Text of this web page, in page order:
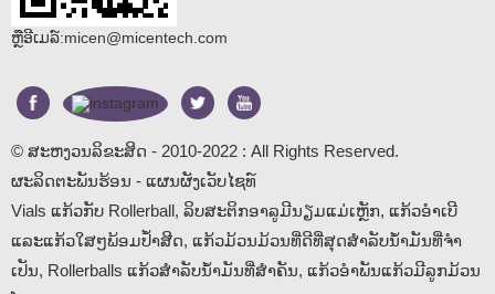
ຫຼືອີເມລ໌:micen@micentech.com
© ສະຫງວນລິຂະສິດ - 2010-2022 : All Rights Reserved.
ຜະລິດຕະພັນຮ້ອນ - ແຜນຜັງເວັບໄຊທ໌
Vials ແກ້ວກັບ Rollerball, ລິບສະຕິກອາລູມີນຽມແມ່ເຫຼັກ, ແກ້ວອຳເບີ
ແລະແກ້ວໃສໆພ້ອມປ້ຳສີດ, ແກ້ວມ້ວນມ້ວນທີ່ດີທີ່ສຸດສໍາລັບນ້ໍາມັນທີ່ຈໍາ
ເປັນ, Rollerballs ແກ້ວສໍາລັບນ້ໍາມັນທີ່ສໍາຄັນ, ແກ້ວອໍາພັນແກ້ວມີລູກມ້ວນ